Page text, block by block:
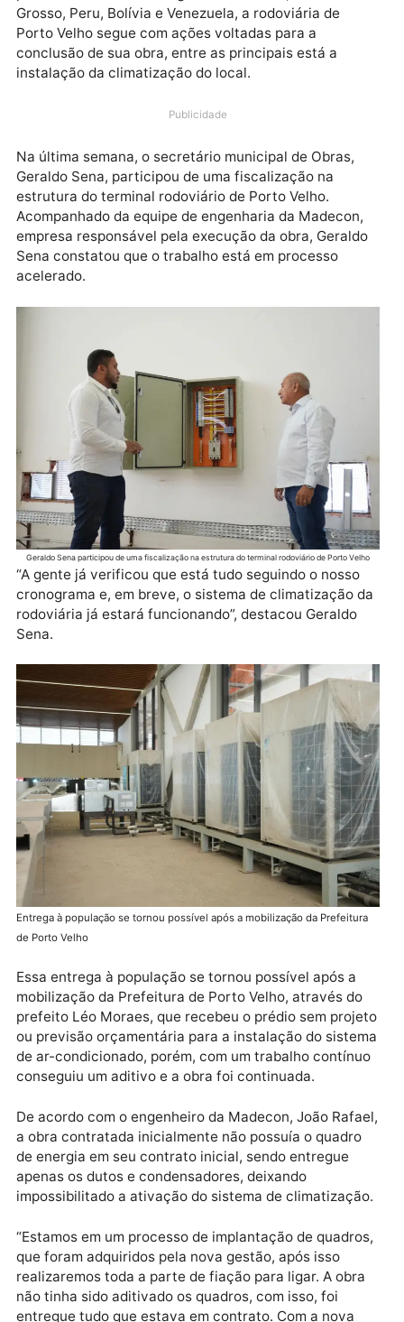
Com uma estrutura que atende cidadãos de todas as
partes do estado e de regiões como Acre, Mato
Porto Velho segue com ações voltadas para a
instalação da climatização do local.
Publicidade
Na última semana, o secretário municipal de Obras,
Geraldo Sena, participou de uma fiscalização na
Acompanhado da equipe de engenharia da Madecon,
Sena constatou que o trabalho está em processo
acelerado.
Geraldo Sena participou de uma fiscalização na estrutura do terminal rodoviário de Porto
“A gente já verificou que está tudo seguindo o nosso
cronograma e, em breve, o sistema de climatização
rodoviária já estará funcionando”, destacou Geraldo
Sena.
de Porto Velho
Essa entrega à população se tornou possível após a
mobilização da Prefeitura de Porto Velho, através do
prefeito Léo Moraes, que recebeu o prédio sem
ou previsão orçamentária para a instalação do
de ar-condicionado, porém, com um trabalho
conseguiu um aditivo e a obra foi continuada.